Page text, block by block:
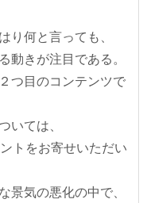
り何と言っても、
動きが注目である。
つ目のコンテンツで
いては、
トをお寄せいただい
景気の悪化の中で、